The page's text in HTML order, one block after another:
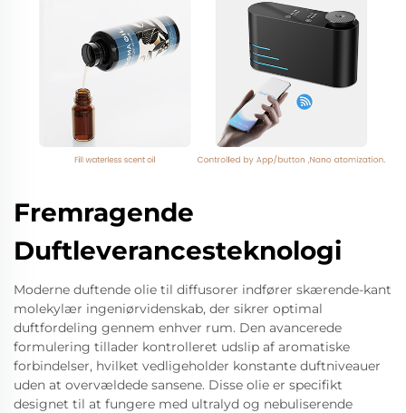
Fremragende
Duftleverancesteknologi
Moderne duftende olie til diffusorer indfører skærende-kant
molekylær ingeniørvidenskab, der sikrer optimal
duftfordeling gennem enhver rum. Den avancerede
formulering tillader kontrolleret udslip af aromatiske
forbindelser, hvilket vedligeholder konstante duftniveauer
uden at overvældede sansene. Disse olie er specifikt
designet til at fungere med ultralyd og nebuliserende